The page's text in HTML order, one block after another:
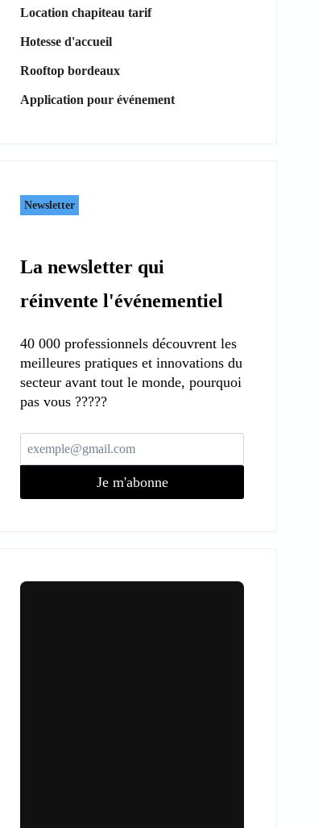
Location chapiteau tarif
Hotesse d'accueil
Rooftop bordeaux
Application pour événement
Newsletter
La newsletter qui
réinvente l'événementiel
40 000 professionnels découvrent les
meilleures pratiques et innovations du
secteur avant tout le monde, pourquoi
pas vous ?????
Je m'abonne